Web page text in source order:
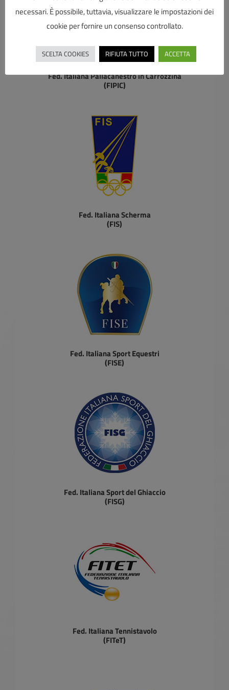
Fed. Italiana Pallacanestro in Carrozzina
(FIPIC)
Fed. Italiana Scherma
(FIS)
Fed. Italiana Sport Equestri
(FISE)
Fed. Italiana Sport del Ghiaccio
(FISG)
Fed. Italiana Tennistavolo
(FITeT)
necessari. È possibile, tuttavia, visualizzare le impostazioni dei
cookie per fornire un consenso controllato.
SCELTA COOKIES RIFIUTA TUTTO ACCETTA